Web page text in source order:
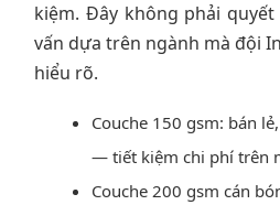
kiệm. Đây không phải
vấn dựa trên ngành mà đội
hiểu rõ.
Couche 150 gsm: bán
— tiết kiệm chi phí trên
Couche 200 gsm cán